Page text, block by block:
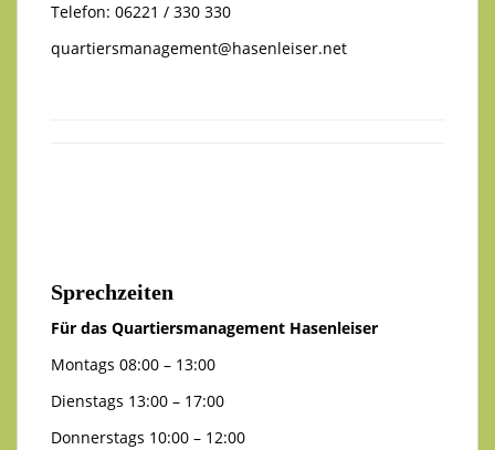
Telefon: 06221 / 330 330
quartiersmanagement@hasenleiser.net
Sprechzeiten
Für das Quartiersmanagement Hasenleiser
Montags 08:00 – 13:00
Dienstags 13:00 – 17:00
Donnerstags 10:00 – 12:00